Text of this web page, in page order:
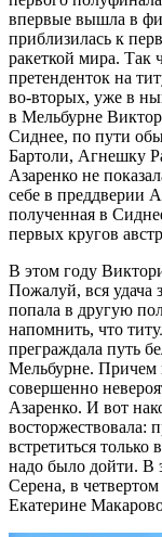
впервые вышла в
приблизилась к
ракеткой мира. Так
претенденток на
во-вторых, уже в
в Мельбурне
Сиднее, по пути
Бартоли, Агнешку
Азаренко не
себе в преддверии
полученная в
первых кругов
В этом году
Пожалуй, вся удача
попала в другую
напомнить, что
преграждала путь
Мельбурне. Причем
совершенно
Азаренко. И вот
восторжествовала:
встретиться
надо было дойти. В
Серена, в
Екатерине